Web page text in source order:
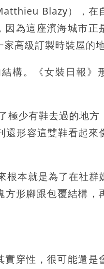
Blazy），在
為這座濱海城市正
高級訂製時裝屋的地
構。《女裝日報》
極少有鞋去過的地方
形容這雙鞋看起來
本就是為了在社群
形腳跟包覆結構，
穿性，很可能還是